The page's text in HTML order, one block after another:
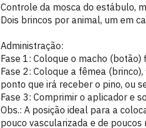
Controle da mosca do estábulo,
Dois brincos por animal, um em
Administração:
Fase 1: Coloque o macho
Fase 2: Coloque a fêmea
ponto que irá receber o pino, ou
Fase 3: Comprimir o aplicador e
Obs.: A posição ideal para a
pouco vascularizada e de poucos